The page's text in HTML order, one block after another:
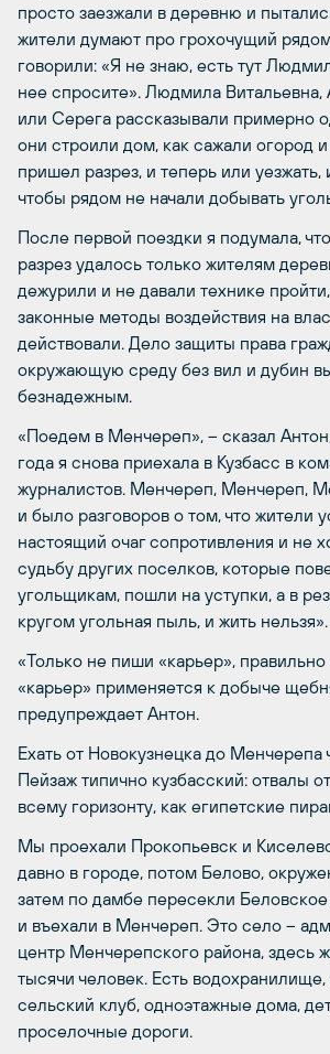
просто заезжали в деревню и
жители думают про грохочущий
говорили: «Я не знаю, есть тут
нее спросите». Людмила
или Серега рассказывали примерно
они строили дом, как сажали огород
пришел разрез, и теперь или уезжать,
чтобы рядом не начали добывать
После первой поездки я подумала,
разрез удалось только жителям
дежурили и не давали технике
законные методы воздействия на
действовали. Дело защиты права
окружающую среду без вил и дубин
безнадежным.
«Поедем в Менчереп», – сказал
года я снова приехала в Кузбасс в
журналистов. Менчереп, Менчереп,
и было разговоров о том, что жители
настоящий очаг сопротивления и не
судьбу других поселков, которые
угольщикам, пошли на уступки, а в
кругом угольная пыль, и жить нельзя».
«Только не пиши «карьер»,
«карьер» применяется к добыче
предупреждает Антон.
Ехать от Новокузнецка до Менчерепа
Пейзаж типично кузбасский: отвалы
всему горизонту, как египетские
Мы проехали Прокопьевск и
давно в городе, потом Белово,
затем по дамбе пересекли
и въехали в Менчереп. Это село –
центр Менчерепского района, здесь
тысячи человек. Есть водохранилище,
сельский клуб, одноэтажные дома,
проселочные дороги.